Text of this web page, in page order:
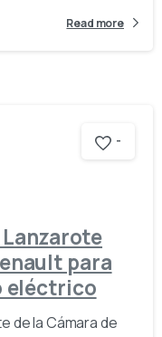
Read more
-
para
eléctrico
de la Cámara de